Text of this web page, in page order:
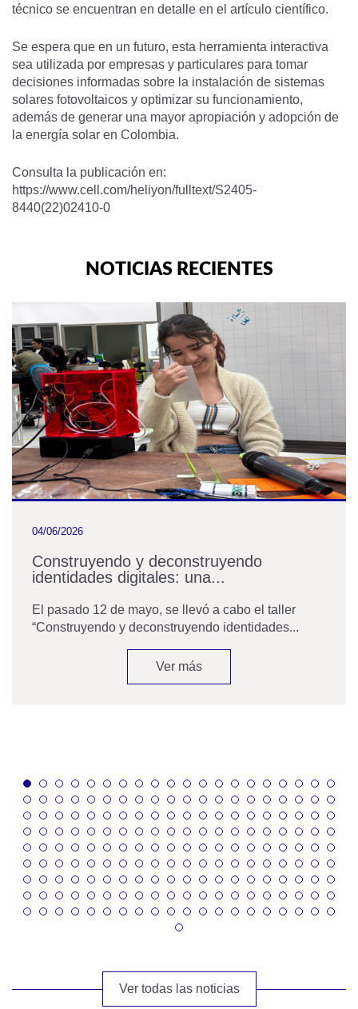
técnico se encuentran en detalle en el artículo científico.
Se espera que en un futuro, esta herramienta interactiva
sea utilizada por empresas y particulares para tomar
decisiones informadas sobre la instalación de sistemas
solares fotovoltaicos y optimizar su funcionamiento,
además de generar una mayor apropiación y adopción de
la energía solar en Colombia.
Consulta la publicación en:
https://www.cell.com/heliyon/fulltext/S2405-
8440(22)02410-0
NOTICIAS RECIENTES
04/06/2026
Construyendo y deconstruyendo
identidades digitales: una...
El pasado 12 de mayo, se llevó a cabo el taller
“Construyendo y deconstruyendo identidades...
Ver más
Ver todas las noticias